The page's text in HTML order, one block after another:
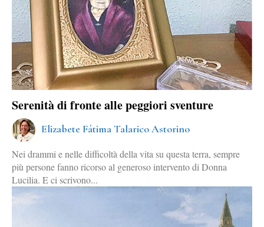
Serenità di fronte alle peggiori sventure
Elizabete Fátima Talarico Astorino
Nei drammi e nelle difficoltà della vita su questa terra, sempre
più persone fanno ricorso al generoso intervento di Donna
Lucilia. E ci scrivono...